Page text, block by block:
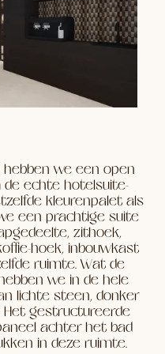
we een open
echte hotelsuite-
kleurenpalet als
een prachtige suite
zithoek,
hoek, inbouwkast
ruimte. Wat de
we in de hele
lichte steen, donker
gestructureerde
achter het bad
in deze ruimte.